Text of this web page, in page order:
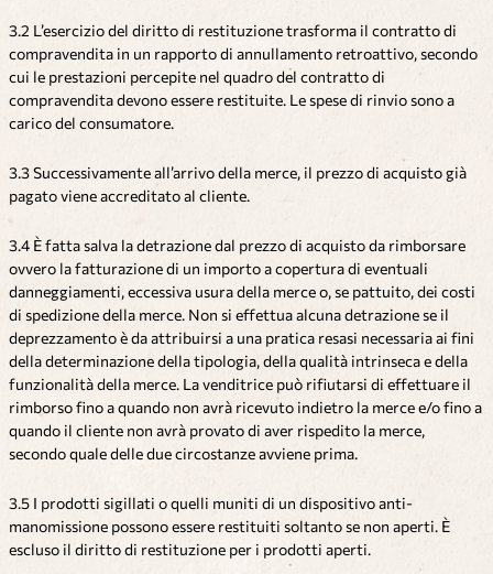
3.2 L’esercizio del diritto di restituzione trasforma il contratto di
compravendita in un rapporto di annullamento retroattivo, secondo
cui le prestazioni percepite nel quadro del contratto di
compravendita devono essere restituite. Le spese di rinvio sono a
carico del consumatore.
3.3 Successivamente all’arrivo della merce, il prezzo di acquisto già
pagato viene accreditato al cliente.
3.4 È fatta salva la detrazione dal prezzo di acquisto da rimborsare
ovvero la fatturazione di un importo a copertura di eventuali
danneggiamenti, eccessiva usura della merce o, se pattuito, dei costi
di spedizione della merce. Non si effettua alcuna detrazione se il
deprezzamento è da attribuirsi a una pratica resasi necessaria ai fini
della determinazione della tipologia, della qualità intrinseca e della
funzionalità della merce. La venditrice può rifiutarsi di effettuare il
rimborso fino a quando non avrà ricevuto indietro la merce e/o fino a
quando il cliente non avrà provato di aver rispedito la merce,
secondo quale delle due circostanze avviene prima.
3.5 I prodotti sigillati o quelli muniti di un dispositivo anti-
manomissione possono essere restituiti soltanto se non aperti. È
escluso il diritto di restituzione per i prodotti aperti.